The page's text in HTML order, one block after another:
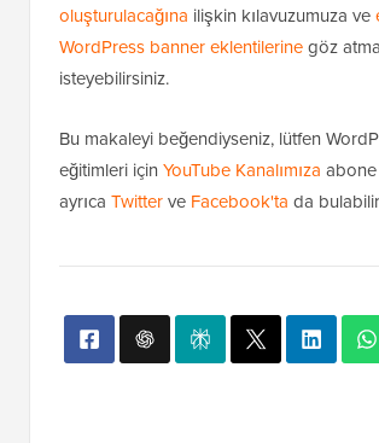
oluşturulacağına ilişkin kılavuzumuza ve
WordPress banner eklentilerinegöz
isteyebilirsiniz.
Bu makaleyi beğendiyseniz, lütfen
eğitimleri için YouTube Kanalımıza
ayrıca Twitterve Facebook'ta da